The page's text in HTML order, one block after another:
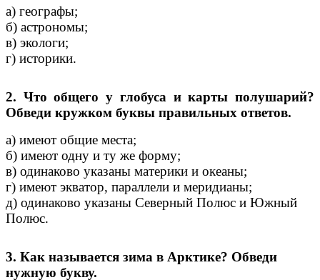
а) географы;
б) астрономы;
в) экологи;
г) историки.
2. Что общего у глобуса и карты полушарий?
Обведи кружком буквы правильных ответов.
а) имеют общие места;
б) имеют одну и ту же форму;
в) одинаково указаны материки и океаны;
г) имеют экватор, параллели и меридианы;
д) одинаково указаны Северный Полюс и Южный
Полюс.
3. Как называется зима в Арктике? Обведи
нужную букву.